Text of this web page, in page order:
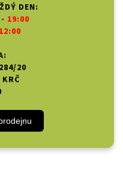
DEN:
- 19:00
12:00
20